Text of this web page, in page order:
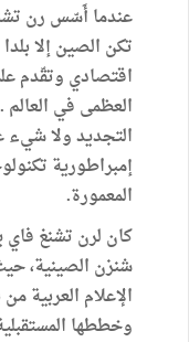
تكن الصين إلا
اقتصادي وتقّدم
العظمى في
التجديد ولا
إمبراطورية
المعمورة.
شنزن الصينية،
الإعلام العربية
وخططها